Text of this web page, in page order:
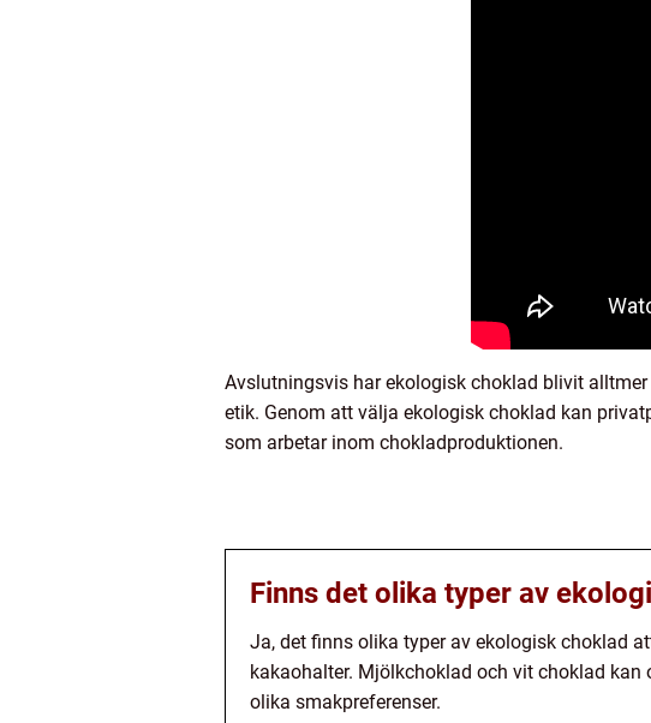
Avslutningsvis har ekologisk choklad blivit
etik. Genom att välja ekologisk choklad kan
som arbetar inom chokladproduktionen.
Finns det olika typer av
Ja, det finns olika typer av ekologisk choklad
kakaohalter. Mjölkchoklad och vit choklad
olika smakpreferenser.